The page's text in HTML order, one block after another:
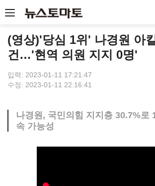
(영상)'당심 1위' 나경원 아
건…'현역 의원 지지 0명'
입력: 2023-01-11 17:21:47
수정: 2023-01-11 22:16:41
나경원, 국민의힘 지지층 30.7%로
속 가능성